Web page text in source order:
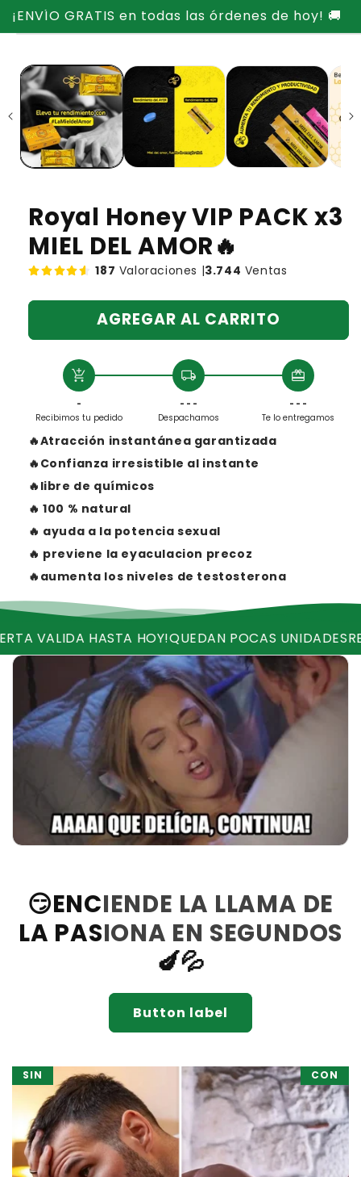
contenido
¡ENVÍO GRATIS en todas las órdenes de hoy! 🚚
producto
Royal Honey VIP PACK x3
MIEL DEL AMOR🔥
187 Valoraciones |3.744 Ventas
AGREGAR AL CARRITO
add_shopping_cart
-
Recibimos tu pedido
local_shipping
- - -
Despachamos
redeem
- - -
Te lo entregamos
🔥Atracción instantánea garantizada
🔥Confianza irresistible al instante
🔥libre de químicos
🔥 100 % natural
🔥 ayuda a la potencia sexual
🔥 previene la eyaculacion precoz
🔥aumenta los niveles de testosterona
HOY!QUEDAN POCAS UNIDADESRECIBE ENVIO
😏ENCIENDE LA LLAMA DE
LA PASIONA EN SEGUNDOS
🍆💦
Button label
SIN CON